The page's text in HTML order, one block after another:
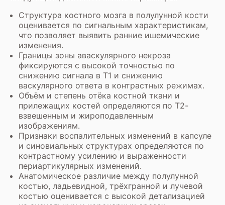
Структура костного мозга в полулунной кости
оценивается по сигнальным характеристикам,
что позволяет выявить ранние ишемические
изменения.
Границы зоны аваскулярного некроза
фиксируются с высокой точностью по
снижению сигнала в Т1 и снижению
васкулярного ответа в контрастных режимах.
Объём и степень отёка костной ткани и
прилежащих костей определяются по Т2-
взвешенным и жироподавленным
изображениям.
Признаки воспалительных изменений в капсуле
и синовиальных структурах определяются по
контрастному усилению и выраженности
периартикулярных изменений.
Анатомическое различие между полулунной
костью, ладьевидной, трёхгранной и лучевой
костью оценивается с высокой детализацией